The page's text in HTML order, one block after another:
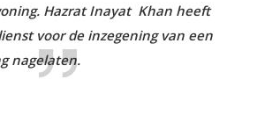
Hazrat Inayat Khan heeft
voor de inzegening van een
nagelaten.